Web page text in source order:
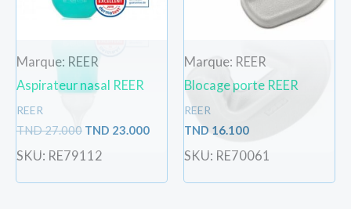
Marque: REER
Aspirateur nasal REER
REER
TND27.000 TND 23.000
SKU: RE79112
Marque: REER
Blocage porte REER
REER
TND 16.100
SKU: RE70061